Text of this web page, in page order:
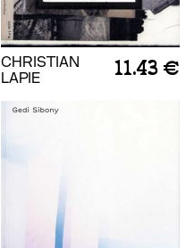
CHRISTIAN
LAPIE
11.43 €